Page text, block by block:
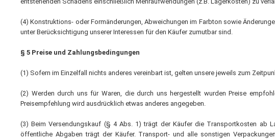
(4) Konstruktions- oder Formänderungen, Abweichungen im Farbton sowie
unter Berücksichtigung unserer Interessen für den Käufer zumutbar sind.
§ 5 Preise und Zahlungsbedingungen
(1) Sofern im Einzelfall nichts anderes vereinbart ist, gelten unsere jeweils zum
(2) Werden durch uns für Waren, die durch uns hergestellt wurden Preise
Preisempfehlung wird ausdrücklich etwas anderes angegeben.
(3) Beim Versendungskauf (§ 4 Abs. 1) trägt der Käufer die Transportkosten ab
öffentliche Abgaben trägt der Käufer. Transport- und alle sonstigen